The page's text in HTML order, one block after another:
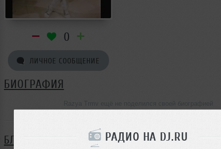
РАДИО НА DJ.RU
0
ЛИЧНОЕ СООБЩЕНИЕ
БИОГРАФИЯ
БЛОГ